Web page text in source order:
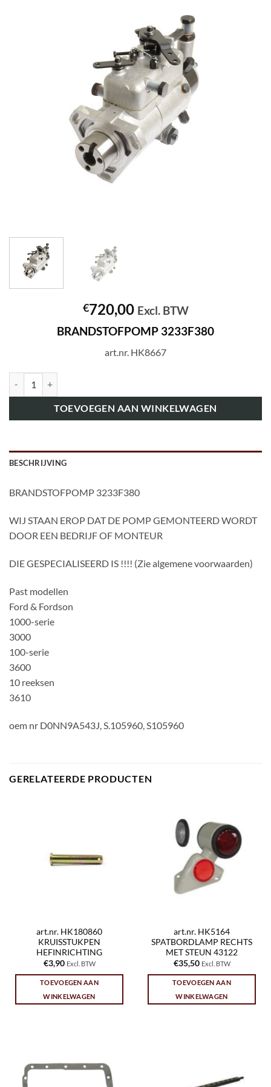
€720,00 Excl. BTW
BRANDSTOFPOMP 3233F380
art.nr. HK8667
TOEVOEGEN AAN WINKELWAGEN
BESCHRIJVING
BRANDSTOFPOMP 3233F380
WIJ STAAN EROP DAT DE POMP GEMONTEERD WORDT
DOOR EEN BEDRIJF OF MONTEUR
DIE GESPECIALISEERD IS !!!! (Zie algemene voorwaarden)
Past modellen
Ford & Fordson
1000-serie
3000
100-serie
3600
10 reeksen
3610
oem nr D0NN9A543J, S.105960, S105960
GERELATEERDE PRODUCTEN
art.nr. HK180860
KRUISSTUKPEN
HEFINRICHTING
€3,90 Excl. BTW
TOEVOEGEN AAN
WINKELWAGEN
art.nr. HK5164
SPATBORDLAMP RECHTS
MET STEUN 43122
€35,50 Excl. BTW
TOEVOEGEN AAN
WINKELWAGEN